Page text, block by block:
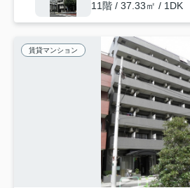
11階 / 37.33㎡ / 1DK
賃貸マンション